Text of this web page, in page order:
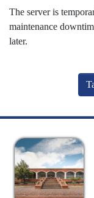
The server is
maintenance
later.